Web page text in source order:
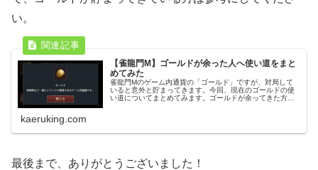
い。
【雀龍門M】ゴールドが余った人へ使い道をまと
めてみた
雀龍門Mのゲーム内通貨の「ゴールド」ですが、対局して
いると意外と貯まってきます。今回、現在のゴールドの使
い道についてまとめてみます。ゴールドが余ってきた方
kaeruking.com
最後まで、ありがとうございました！